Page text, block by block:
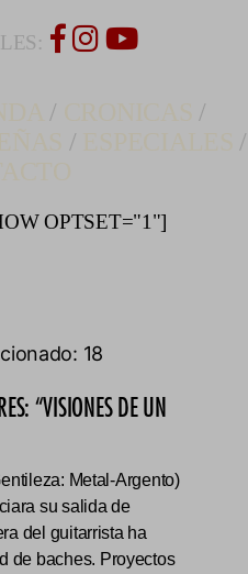
/
/
/
/
OPTSET="1"]
18
“VISIONES DE UN
Metal-Argento)
su salida de
del guitarrista ha
de baches. Proyectos